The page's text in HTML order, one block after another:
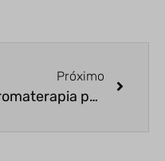
Próximo
Aromaterapia para queda de cabelo